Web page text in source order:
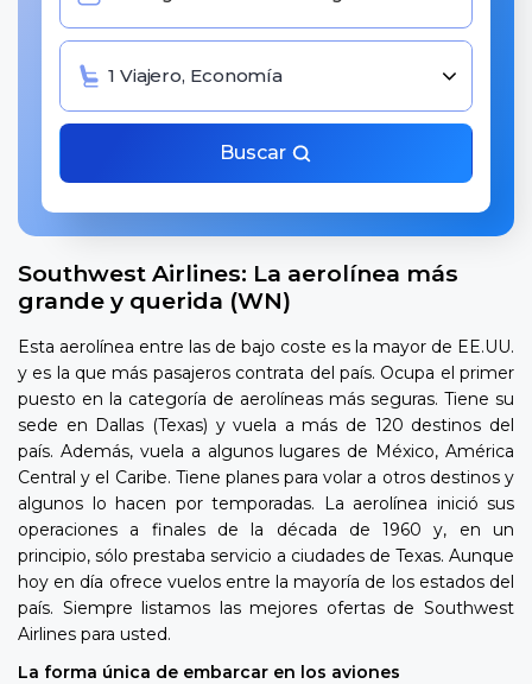
1 Viajero, Economía
Buscar
Southwest Airlines: La aerolínea más
grande y querida (WN)
Esta aerolínea entre las de bajo coste es la mayor de EE.UU.
y es la que más pasajeros contrata del país. Ocupa el primer
puesto en la categoría de aerolíneas más seguras. Tiene su
sede en Dallas (Texas) y vuela a más de 120 destinos del
país. Además, vuela a algunos lugares de México, América
Central y el Caribe. Tiene planes para volar a otros destinos y
algunos lo hacen por temporadas. La aerolínea inició sus
operaciones a finales de la década de 1960 y, en un
principio, sólo prestaba servicio a ciudades de Texas. Aunque
hoy en día ofrece vuelos entre la mayoría de los estados del
país. Siempre listamos las mejores ofertas de Southwest
Airlines para usted.
La forma única de embarcar en los aviones